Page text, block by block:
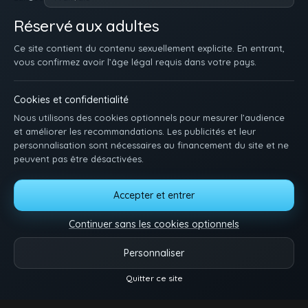
Réservé aux adultes
Ce site contient du contenu sexuellement explicite. En entrant,
vous confirmez avoir l’âge légal requis dans votre pays.
Cookies et confidentialité
Nous utilisons des cookies optionnels pour mesurer l’audience
et améliorer les recommandations. Les publicités et leur
personnalisation sont nécessaires au financement du site et ne
peuvent pas être désactivées.
Accepter et entrer
Continuer sans les cookies optionnels
Personnaliser
Quitter ce site
mecs frais se faire exploser sans aucune retenue.francais
t'offre du 100% twink. Kiffe des scènes moites avec des mecs
excités. Continue de fouiller et découvre encore d'autres scènes
hot sur Jeune-Gay.fr !
ACCUEIL INSCRIPTION SE CONNECTER SUPPORT / CONTACT
CONDITIONS D'UTILISATION
DMCA
GÉRER LES COOKIES
Pose-toi et matte des minets qui baisent. Une idée, une envie ? Dis-nous tout.
Twink Tube- Tous droits réservés.
Reels